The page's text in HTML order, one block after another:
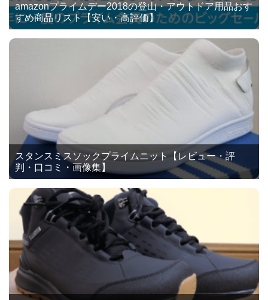
amazonプライムデー2018の登山・アウトドア用品おす
すめ商品リスト【安い・高評価】
スタンスミスソックプライムニット【レビュー・評
判・口コミ・画像集】